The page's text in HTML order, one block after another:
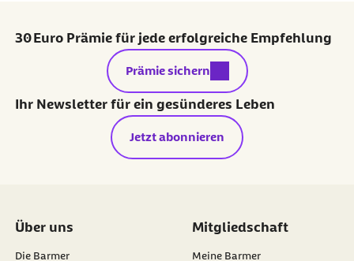
30 Euro Prämie für jede erfolgreiche Empfehlung
externer Link:
Prämie sichern
Ihr Newsletter für ein gesünderes Leben
Jetzt abonnieren
Über uns
Die Barmer
Mitgliedschaft
Meine Barmer